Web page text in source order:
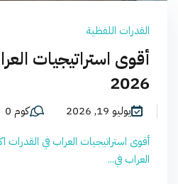
القدرات اللفظية
أقوى استراتيجيات
2026
يوليو 19, 2026
كوم 0
أقوى استراتيجيات العراب في
العراب في...